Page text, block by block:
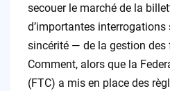
secouer le marché de la
d’importantes
sincérité — de la gestion des
Comment, alors que la
(FTC) a mis en place des